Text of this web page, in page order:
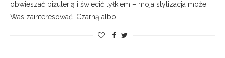
obwieszać biżuterią i świecić tyłkiem – moja stylizacja może
Was zainteresować. Czarną albo…